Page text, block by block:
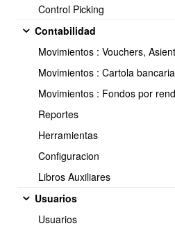
Control Picking
Contabilidad
Movimientos : Vouchers,
Movimientos : Cartola
Movimientos : Fondos por
Reportes
Herramientas
Configuracion
Libros Auxiliares
Usuarios
Usuarios
Una vez seleccionadas las opciones
deberá Guardar, para terminar el